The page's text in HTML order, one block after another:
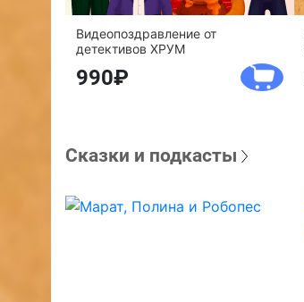
Видеопоздравление от
детективов ХРУМ
990
Сказки и подкасты